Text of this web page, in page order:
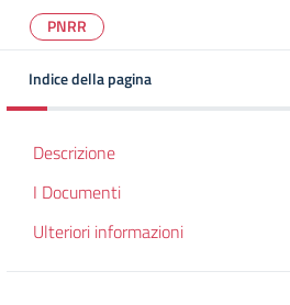
PNRR
Indice della pagina
Descrizione
I Documenti
Ulteriori informazioni